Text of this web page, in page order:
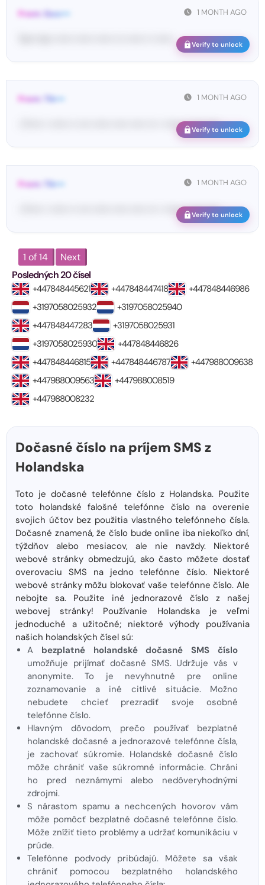
1 MONTH AGO
From: Goo•••
Verify to unlock
1 MONTH AGO
From: Tik•••
<T••••• • •••••• •• •••• •••••• ••••• ••••• ••• • •••••• •• •••• •••• ...
Verify to unlock
1 MONTH AGO
From: Tik•••
<T••••• • •••••• •• •••• •••••• ••••• ••••• ••• • •••••• •• •••• •••• ...
Verify to unlock
1 of 14
Next
Posledných 20 čísel
+447848445621 +447848447418
+447848446986
+3197058025932
+3197058025940
+447848447283
+3197058025931
+3197058025930
+447848446826
+447848446815
+447848446787
+447988009638
+447988009563
+447988008519
+447988008232
Dočasné číslo na príjem SMS z
Holandska
Toto je dočasné telefónne číslo z Holandska. Použite
toto holandské falošné telefónne číslo na overenie
svojich účtov bez použitia vlastného telefónneho čísla.
Dočasné znamená, že číslo bude online iba niekoľko dní,
týždňov alebo mesiacov, ale nie navždy. Niektoré
webové stránky obmedzujú, ako často môžete dostať
overovaciu SMS na jedno telefónne číslo. Niektoré
webové stránky môžu blokovať vaše telefónne číslo. Ale
nebojte sa. Použite iné jednorazové číslo z našej
webovej stránky! Používanie Holandska je veľmi
jednoduché a užitočné; niektoré výhody používania
našich holandských čísel sú:
A bezplatné holandské dočasné SMS číslo
umožňuje prijímať dočasné SMS. Udržuje vás v
anonymite. To je nevyhnutné pre online
zoznamovanie a iné citlivé situácie. Možno
nebudete chcieť prezradiť svoje osobné
telefónne číslo.
Hlavným dôvodom, prečo používať bezplatné
holandské dočasné a jednorazové telefónne čísla,
je zachovať súkromie. Holandské dočasné číslo
môže chrániť vaše súkromné ​​informácie. Chráni
ho pred neznámymi alebo nedôveryhodnými
zdrojmi.
S nárastom spamu a nechcených hovorov vám
môže pomôcť bezplatné dočasné telefónne číslo.
Môže znížiť tieto problémy a udržať komunikáciu v
prúde.
Telefónne podvody pribúdajú. Môžete sa však
chrániť pomocou bezplatného holandského